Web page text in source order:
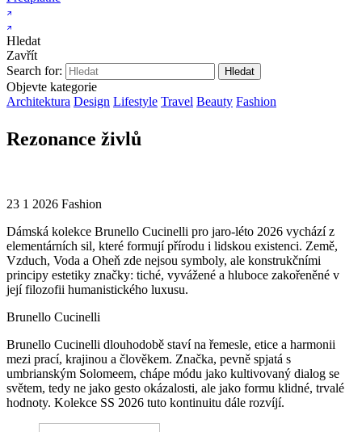
Hledat
Zavřít
Search for:
Objevte kategorie
Architektura Design Lifestyle Travel Beauty Fashion
Rezonance živlů
23 1 2026 Fashion
Dámská kolekce Brunello Cucinelli pro jaro-léto 2026 vychází z
elementárních sil, které formují přírodu i lidskou existenci. Země,
Vzduch, Voda a Oheň zde nejsou symboly, ale konstrukčními
principy estetiky značky: tiché, vyvážené a hluboce zakořeněné v
její filozofii humanistického luxusu.
Brunello Cucinelli
Brunello Cucinelli dlouhodobě staví na řemesle, etice a harmonii
mezi prací, krajinou a člověkem. Značka, pevně spjatá s
umbrianským Solomeem, chápe módu jako kultivovaný dialog se
světem, tedy ne jako gesto okázalosti, ale jako formu klidné, trvalé
hodnoty. Kolekce SS 2026 tuto kontinuitu dále rozvíjí.